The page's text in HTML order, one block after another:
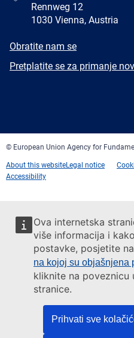
Ova internetska
više informacija i
postavke, posjetite
na kojoj su objašnjena
kliknite na poveznicu
stranice.
Prihvati sve
Rennweg 12
1030 Vienna, Austria
E-
Obratite nam se
Newsletter
Pretplatite se za primanje
© European Union Agency for
About this websiteLegal notice
Accessibility